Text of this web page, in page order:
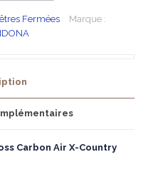
Fermées
Marque :
Carbon Air X-Country